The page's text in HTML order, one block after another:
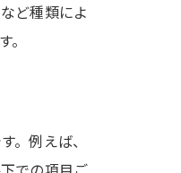
ど種類によ
。例えば、